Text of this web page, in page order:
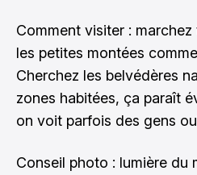
Comment visiter :
les petites montées
Cherchez les belvédères
zones habitées, ça paraît
on voit parfois des gens
Conseil photo : lumière du